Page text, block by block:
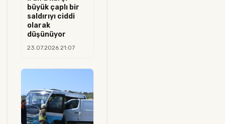
büyük çaplı bir
saldırıyı ciddi
olarak
düşünüyor
23.07.2026 21:07